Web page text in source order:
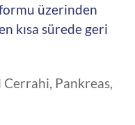
üzerinden
kısa sürede geri
Cerrahi Pankreas